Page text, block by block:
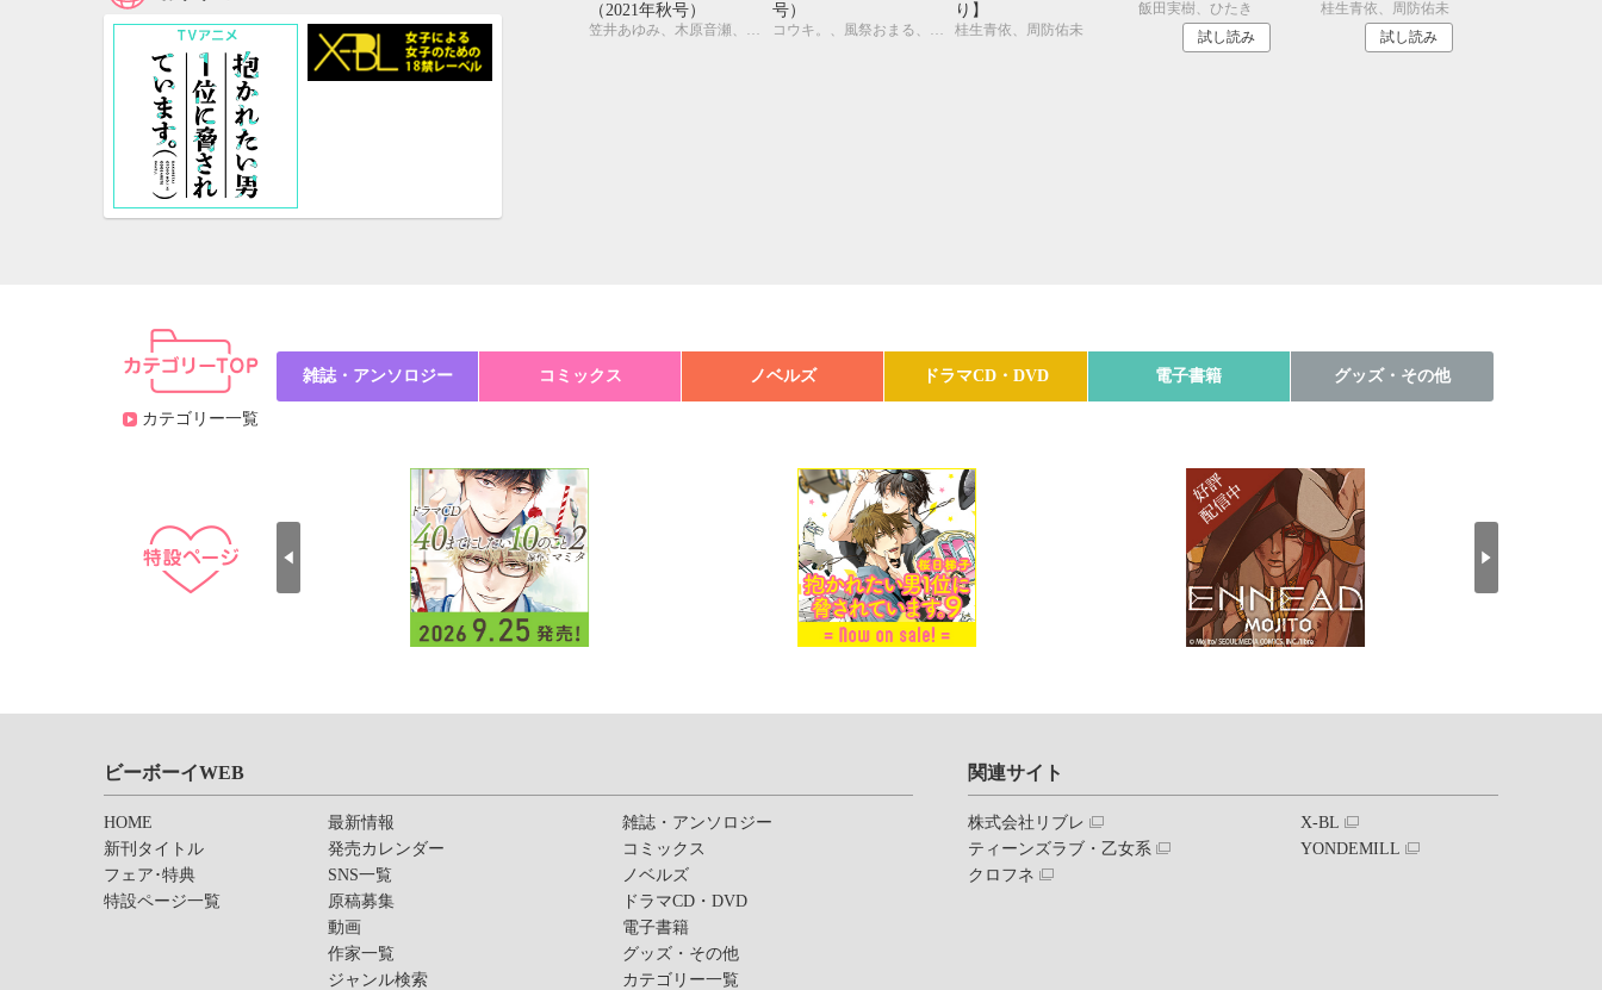
（2021年秋号）
笠井あゆみ、木原音瀬、小野浜こわし、夜光 花、彩寧一叶、古藤嗣己、鈴木あみ、みずかねりょう、幸崎ぱれす、Ciel、水壬楓子、しおべり由生、風祭おまる、剣 解
号）
コウキ。、風祭おまる、古藤嗣己、椿 ゆず、おおきいき、遠野春日、円陣闇丸、noel、周防佑未、水壬楓子、しおべり由生、みやしろちうこ、user、八十庭たづ、佐々木久美子
り】
桂生青依、周防佑未
飯田実樹、ひたき
試し読み
桂生青依、周防佑未
試し読み
カテゴリー一覧
雑誌・アンソロジー コミックス ノベルズ ドラマCD・DVD 電子書籍 グッズ・その他
ビーボーイWEB
HOME
新刊タイトル
フェア･特典
特設ページ一覧
最新情報
発売カレンダー
SNS一覧
原稿募集
動画
作家一覧
ジャンル検索
雑誌・アンソロジー
コミックス
ノベルズ
ドラマCD・DVD
電子書籍
グッズ・その他
カテゴリー一覧
関連サイト
株式会社リブレ
ティーンズラブ・乙女系
クロフネ
X-BL
YONDEMILL